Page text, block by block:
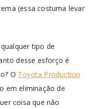
(essa costuma levar
tipo de
desse esforço é
O Toyota Production
em eliminação de
coisa que não